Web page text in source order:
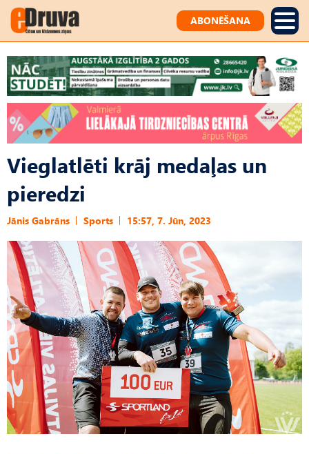
ABONĒŠANA
Vieglatlēti krāj medaļas un
pieredzi
Jānis Gabrāns Sports 15:57, 7. Jūn, 2023